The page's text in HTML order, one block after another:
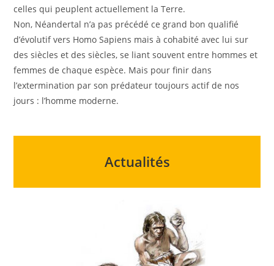
celles qui peuplent actuellement la Terre.
Non, Néandertal n’a pas précédé ce grand bon qualifié
d’évolutif vers Homo Sapiens mais à cohabité avec lui sur
des siècles et des siècles, se liant souvent entre hommes et
femmes de chaque espèce. Mais pour finir dans
l’extermination par son prédateur toujours actif de nos
jours : l’homme moderne.
Actualités